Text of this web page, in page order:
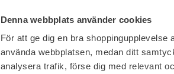
Denna webbplats använder cookies
För att ge dig en bra
använda webbplatsen, medan ditt
analysera trafik, förse dig med relevant